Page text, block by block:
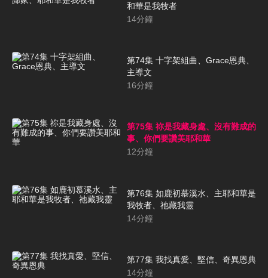
和華是我牧者
14分鐘
第74集 十字架組曲、Grace恩典、
主導文
16分鐘
第75集 祢是我藏身處、沒有難成的
事、你們要讚美耶和華
12分鐘
第76集 如鹿初慕溪水、主耶和華是
我牧者、祂藏我靈
14分鐘
第77集 我找真愛、堅信、奇異恩典
14分鐘